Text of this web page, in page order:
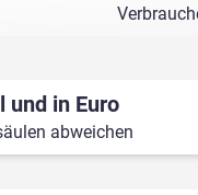
und in Euro
abweichen